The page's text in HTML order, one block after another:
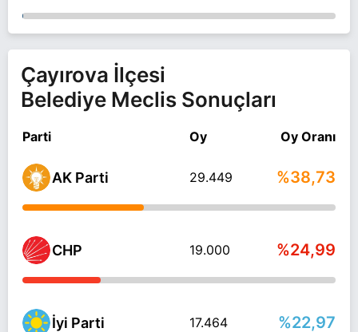
Çayırova İlçesi
Belediye Meclis Sonuçları
Parti Oy Oy Oranı
AK Parti 29.449 %38,73
CHP 19.000 %24,99
İyi Parti 17.464 %22,97